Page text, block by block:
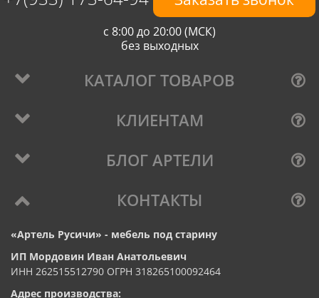
с 8:00 до 20:00 (МСК)
без выходных
КАТАЛОГ ТОВАРОВ
КЛИЕНТАМ
БЛОГ АРТЕЛИ
КОНТАКТЫ
«Артель Русичи» - мебель под старину
ИП Мордовин Иван Анатольевич
ИНН 262515512790 ОГРН 318265100092464
Адрес производства: